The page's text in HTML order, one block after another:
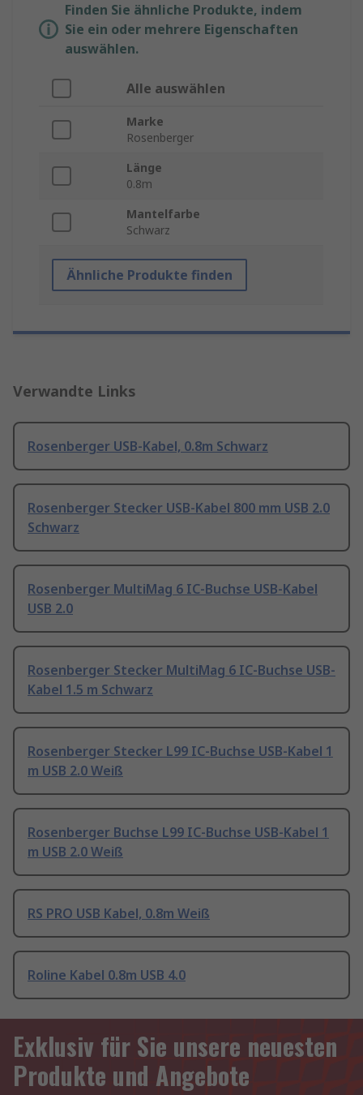
Finden Sie ähnliche Produkte, indem
Sie ein oder mehrere Eigenschaften
auswählen.
Alle auswählen
Marke
Rosenberger
Länge
0.8m
Mantelfarbe
Schwarz
Ähnliche Produkte finden
Verwandte Links
Rosenberger USB-Kabel, 0.8m Schwarz
Rosenberger Stecker USB-Kabel 800 mm USB 2.0
Schwarz
Rosenberger MultiMag 6 IC-Buchse USB-Kabel
USB 2.0
Rosenberger Stecker MultiMag 6 IC-Buchse USB-
Kabel 1.5 m Schwarz
Rosenberger Stecker L99 IC-Buchse USB-Kabel 1
m USB 2.0 Weiß
Rosenberger Buchse L99 IC-Buchse USB-Kabel 1
m USB 2.0 Weiß
RS PRO USB Kabel, 0.8m Weiß
Roline Kabel 0.8m USB 4.0
Exklusiv für Sie unsere neuesten
Produkte und Angebote